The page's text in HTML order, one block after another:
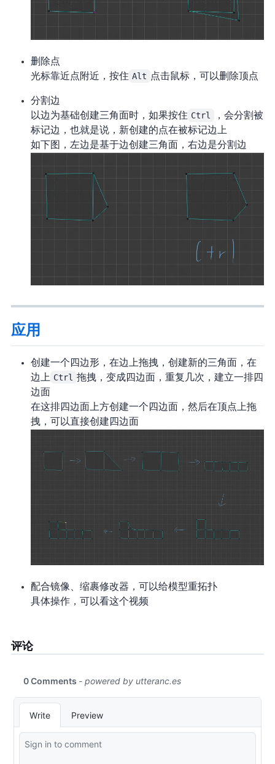
删除点
光标靠近点附近，按住 Alt 点击鼠标，可以删除顶点
分割边
以边为基础创建三角面时，如果按住 Ctrl
，会分割被
标记边，也就是说，新创建的点在被标记边上
如下图，左边是基于边创建三角面，右边是分割边
应用
创建一个四边形，在边上拖拽，创建新的三角面，在
边上 Ctrl 拖拽，变成四边面，重复几次，建立一排四
边面
在这排四边面上方创建一个四边面，然后在顶点上拖
拽，可以直接创建四边面
配合镜像、缩裹修改器，可以给模型重拓扑
具体操作，可以看这个视频
评论